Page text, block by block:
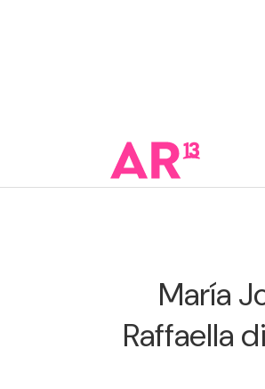
María
Raffaella